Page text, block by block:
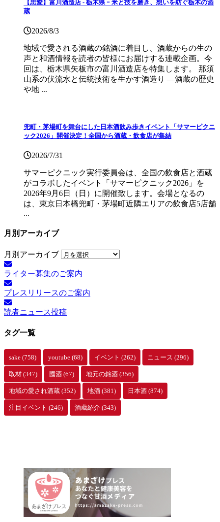
【忠愛】富川酒造店 ‐ 栃木県 ｰ 米と技を磨き、想いを紡ぐ栃木の酒
蔵
2026/8/3
地域で愛される酒蔵の銘酒に着目し、酒蔵からの生の
声と和酒情報を読者の皆様にお届けする連載企画。今
回は、栃木県矢板市の富川酒造店を特集します。 那須
山系の伏流水と伝統技術を生かす酒造り ―酒蔵の歴史
や地 ...
兜町・茅場町を舞台にした日本酒飲み歩きイベント「サマーピクニ
ック2026」開催決定！全国から酒蔵・飲食店が集結
2026/7/31
サマーピクニック実⾏委員会は、全国の飲⾷店と酒蔵
がコラボしたイベント「サマーピクニック2026」を
2026年9月6日（日）に開催致します。会場となるの
は、東京日本橋兜町・茅場町近隣エリアの飲食店5店舗
...
月別アーカイブ
月別アーカイブ
ライター募集のご案内
プレスリリースのご案内
読者ニュース投稿
タグ一覧
sake (758) youtube (68) イベント (262) ニュース (296)
取材 (347) 國酒 (67) 地元の銘酒 (356)
地域の愛され酒蔵 (352) 地酒 (381) 日本酒 (874)
注目イベント (246) 酒蔵紹介 (343)